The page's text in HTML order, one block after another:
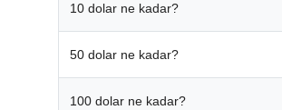
10 dolar ne kadar?
50 dolar ne kadar?
100 dolar ne kadar?